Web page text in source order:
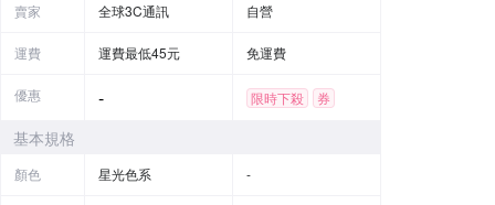
賣家 全球3C通訊 自營
運費 運費最低45元 免運費
優惠 - 限時下殺
券
基本規格
顏色 星光色系 -